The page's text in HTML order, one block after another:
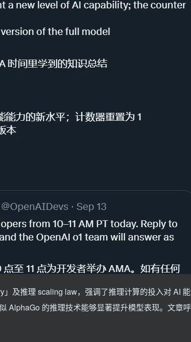
及推理 scaling law，强调了推理计算的投入对 AI
AlphaGo 的推理技术能够显著提升模型表现。文章